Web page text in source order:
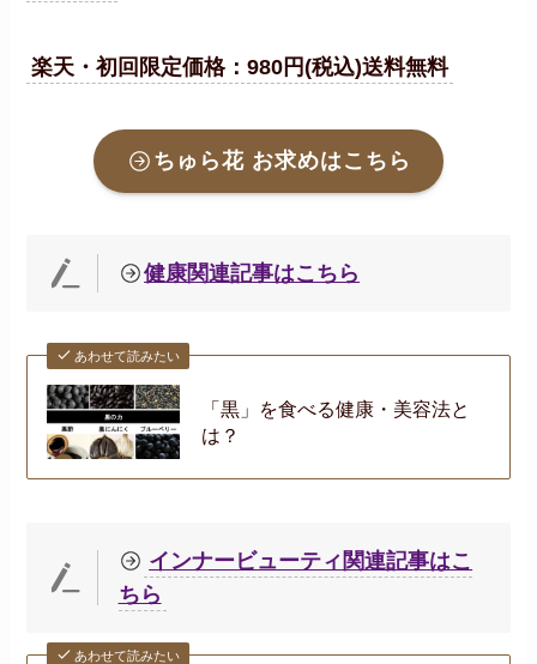
楽天・初回限定価格：980円(税込)送料無料
ちゅら花お求めはこちら
健康関連記事はこちら
あわせて読みたい
「黒」を食べる健康・美容法と
は？
インナービューティ関連記事はこ
ちら
あわせて読みたい